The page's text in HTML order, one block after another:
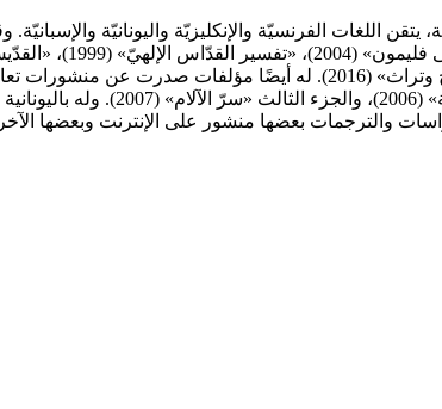
يتقن اللغات الفرنسيّة والإنكليزيّة واليونانيّة
والترجمات بعضها منشور على الإنترنت وبعضها الآخر في